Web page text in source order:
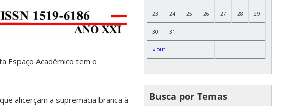
Espaço Acadêmico tem o
alicerçam a supremacia branca à
« out
23 24 25 26 27 28 29
30 31
Busca por Temas